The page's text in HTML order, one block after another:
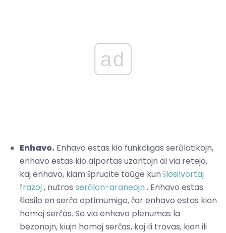
ad
Enhavo. Enhavo estas kio funkciigas serĉilotikojn,
enhavo estas kio alportas uzantojn al via retejo,
kaj enhavo, kiam ŝprucite taŭge kun ŝlosilvortaj
frazoj, nutros serĉilon-araneojn. Enhavo estas
ŝlosilo en serĉa optimumigo, ĉar enhavo estas kion
homoj serĉas. Se via enhavo plenumas la
bezonojn, kiujn homoj serĉas, kaj ili trovas, kion ili